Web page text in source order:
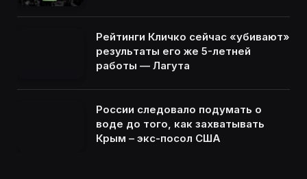
Рейтинги Кличко сейчас «убивают»
результаты его же 5-летней
работы — Лагута
России следовало подумать о
воде до того, как захватывать
Крым – экс-посол США